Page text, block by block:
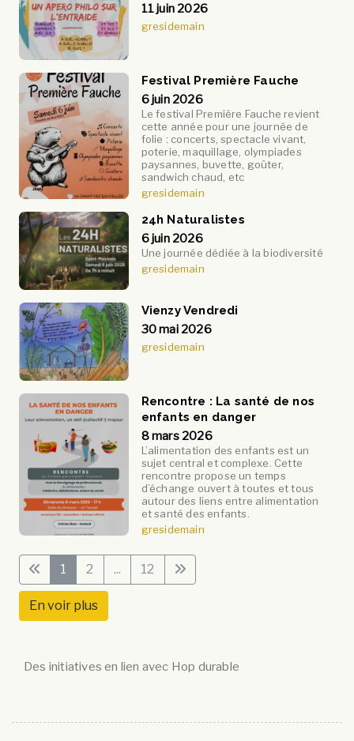
11 juin 2026
gresidemain
Festival Première Fauche
6 juin 2026
Le festival Première Fauche revient
cette année pour une journée de
folie : concerts, spectacle vivant,
poterie, maquillage, olympiades
paysannes, buvette, goûter,
sandwich chaud, etc
gresidemain
24h Naturalistes
6 juin 2026
Une journée dédiée à la biodiversité
gresidemain
Vienzy Vendredi
30 mai 2026
gresidemain
Rencontre : La santé de nos
enfants en danger
8 mars 2026
L’alimentation des enfants est un
sujet central et complexe. Cette
rencontre propose un temps
d’échange ouvert à toutes et tous
autour des liens entre alimentation
et santé des enfants.
gresidemain
1 2 ... 12
En voir plus
Des initiatives en lien avec Hop durable